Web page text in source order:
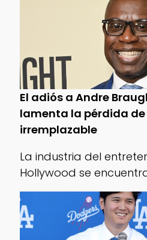
El adiós a Andre
lamenta la pérdida
irremplazable
La industria del
Hollywood se